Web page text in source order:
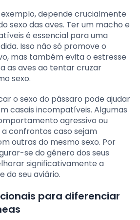
depende crucialmente
sexo das aves. Ter um macho e
é essencial para uma
Isso não só promove o
mas também evita o estresse
as aves ao tentar cruzar
sexo.
o sexo do pássaro pode ajudar
casais incompatíveis. Algumas
agressivo ou
confrontos caso sejam
outras do mesmo sexo. Por
se do gênero dos seus
significativamente a
do seu aviário.
para diferenciar